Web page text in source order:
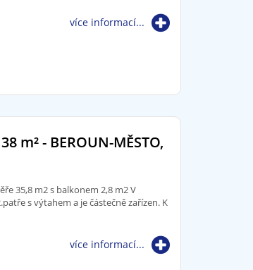
více informací...
m²- BEROUN-MĚSTO,
35,8 m2 s balkonem 2,8 m2 V
s výtahem a je částečně zařízen. K
více informací...